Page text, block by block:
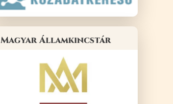
Magyar Államkincstár